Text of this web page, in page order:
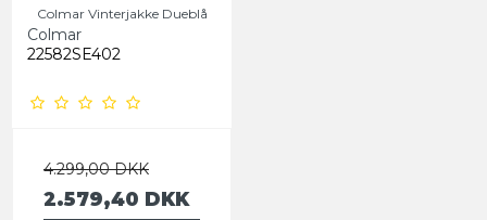
Colmar Vinterjakke Dueblå
Colmar
22582SE402
4.299,00 DKK
2.579,40 DKK